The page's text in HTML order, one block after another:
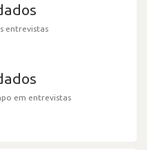
entrevistas
em entrevistas